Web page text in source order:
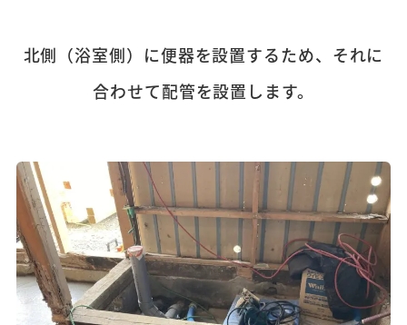
北側（浴室側）に便器を設置するため、それに
合わせて配管を設置します。